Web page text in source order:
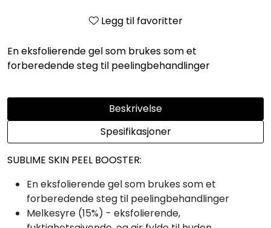
Legg til favoritter
En eksfolierende gel som brukes som et
forberedende steg til peelingbehandlinger
Beskrivelse
Spesifikasjoner
SUBLIME SKIN PEEL BOOSTER:
En eksfolierende gel som brukes som et
forberedende steg til peelingbehandlinger
Melkesyre (15%) - eksfolierende,